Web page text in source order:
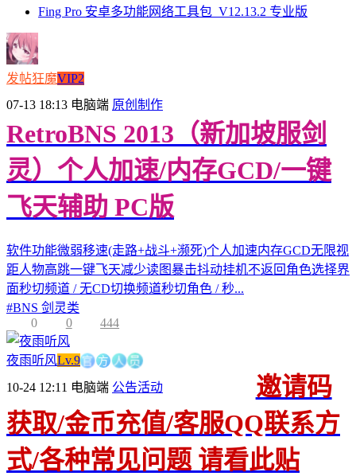
Fing Pro 安卓多功能网络工具包_V12.13.2 专业版
发帖狂魔VIP2
07-13 18:13 电脑端 原创制作
RetroBNS 2013（新加坡服剑
灵）个人加速/内存GCD/一键
飞天辅助 PC版
软件功能微弱移速(走路+战斗+濒死)个人加速内存GCD无限视
距人物高跳一键飞天减少读图暴击抖动挂机不返回角色选择界
面秒切频道 / 无CD切换频道秒切角色 / 秒...
#BNS 剑灵类
0
0 444
夜雨听风Lv.9官方人员
10-24 12:11 电脑端 公告活动
邀请码
获取/金币充值/客服QQ联系方
式/各种常见问题 请看此贴